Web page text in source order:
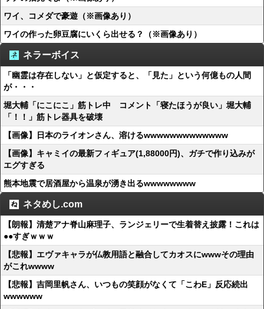
ワイ、コメダで豪遊（※画像あり）
ワイの作った卵豆腐にいくら出せる？（※画像あり）
ネラーボイス
「幽霊は存在しない」と仮定すると、「見た」という何億もの人間
が・・・
堀大輔「にこにこ」筋トレ中 コメント「寝たほうが良い」堀大輔
「！！」筋トレ器具を破壊
【画像】日本のライオンさん、溶けるwwwwwwwwwwwww
【画像】キャミイの最新フィギュア(1,88000円)、ガチで作り込みが
エグすぎる
熊本地震で居酒屋から温泉が湧き出るwwwwwwww
ネタめし.com
【朗報】清楚アナ脊山麻理子、ランジェリーで生着替え披露！これは
●●すぎｗｗｗ
【悲報】エヴァキャラが仏教用語と融合してカオスにwwwその理由
がこれwwww
【悲報】吉岡里帆さん、いつもの笑顔がなくて「こわE」反応続出
wwwwww